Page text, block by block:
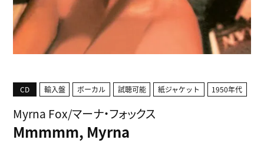
CD 輸入盤 ボーカル 試聴可能 紙ジャケット 1950年代
Myrna Fox/マーナ・フォックス
Mmmmm, Myrna